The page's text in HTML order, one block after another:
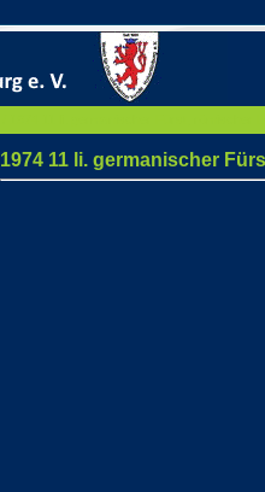
1974 11 li. germanischer